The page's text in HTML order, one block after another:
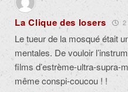
La Clique des losers 2
Le tueur de la mosqué était
mentales. De vouloir
films d’estrème-ultra-supra-
même conspi-coucou ! !